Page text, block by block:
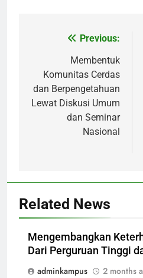
navigation
Previous:
Membentuk
Komunitas Cerdas
dan Berpengetahuan
Lewat Diskusi Umum
dan Seminar
Nasional
Related News
Mengembangkan
Dari Perguruan Tinggi
adminkampus
2 months